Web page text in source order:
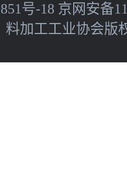
号-18 京网安备
料加工工业协会版